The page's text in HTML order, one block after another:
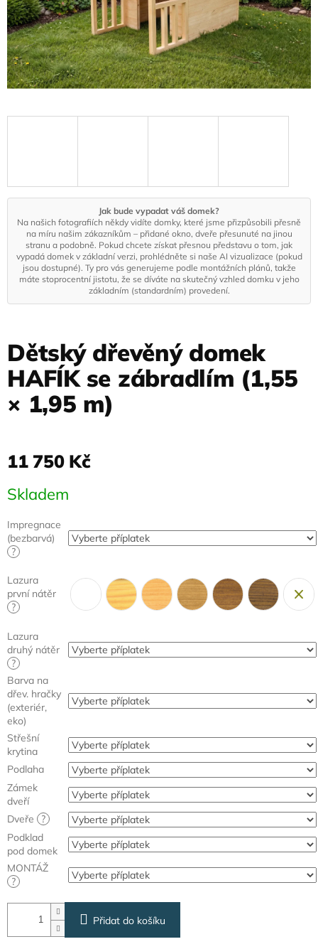
Jak bude vypadat váš domek?
Na našich fotografiích někdy vidíte domky, které jsme přizpůsobili přesně
na míru našim zákazníkům – přidané okno, dveře přesunuté na jinou
stranu a podobně. Pokud chcete získat přesnou představu o tom, jak
vypadá domek v základní verzi, prohlédněte si naše AI vizualizace (pokud
jsou dostupné). Ty pro vás generujeme podle montážních plánů, takže
máte stoprocentní jistotu, že se díváte na skutečný vzhled domku v jeho
základním (standardním) provedení.
Dětský dřevěný domek
HAFÍK se zábradlím (1,55
× 1,95 m)
11 750 Kč
Měrná
Skladem
Impregnace
(bezbarvá)
?
Lazura
první nátěr
?
Lazura
druhý nátěr
?
Barva na
dřev. hračky
(exteriér,
eko)
Střešní
krytina
Podlaha
Zámek
dveří
Dveře
?
Podklad
pod domek
MONTÁŽ
?
Přidat do košíku